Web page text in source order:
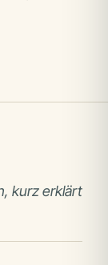
kurz erklärt